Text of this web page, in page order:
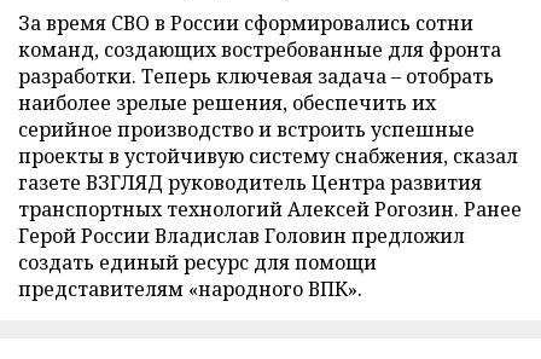
За время СВО в России сформировались сотни
команд, создающих востребованные для фронта
разработки. Теперь ключевая задача – отобрать
наиболее зрелые решения, обеспечить их
серийное производство и встроить успешные
проекты в устойчивую систему снабжения, сказал
газете ВЗГЛЯД руководитель Центра развития
транспортных технологий Алексей Рогозин. Ранее
Герой России Владислав Головин предложил
создать единый ресурс для помощи
представителям «народного ВПК».